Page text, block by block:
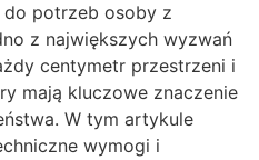
do potrzeb osoby z
z największych wyzwań
centymetr przestrzeni i
mają kluczowe znaczenie
W tym artykule
wymogi i